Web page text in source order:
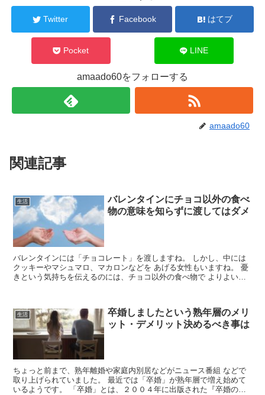
Twitter Facebook はてブ
Pocket LINE
amaado60をフォローする
amaado60
関連記事
生活
バレンタインにチョコ以外の食べ
物の意味を知らずに渡してはダメ
バレンタインには「チョコレート」を渡しますね。 しかし、中には
クッキーやマシュマロ、マカロンなどを あげる女性もいますね。 憂
きという気持ちを伝えるのには、チョコ以外の食べ物で よりよい印
生活
卒婚しましたという熟年層のメリ
ット・デメリット決めるべき事は
ちょっと前まで、熟年離婚や家庭内別居などがニュース番組 などで
取り上げられていました。 最近では「卒婚」が熟年層で増え始めて
いるようです。 「卒婚」とは、２００４年に出版された『卒婚のス